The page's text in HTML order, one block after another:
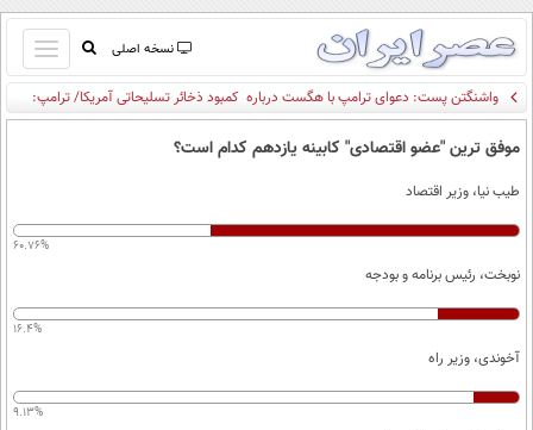
نسخه اصلی
باز
و
بسته
صفحه اول
تماس با ما
نظرسنجی
پیوند ها
موفق ترین "عضو اقتصادی" کابینه یازدهم کدام است؟
طیب نیا، وزیر اقتصاد
60.76%
نوبخت، رئیس برنامه و بودجه
16.4%
آخوندی، وزیر راه
9.13%